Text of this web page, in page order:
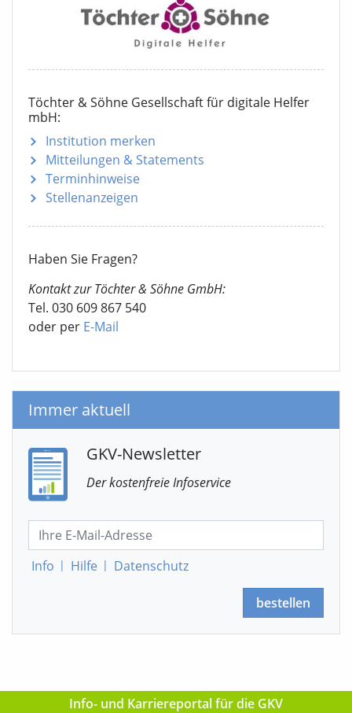
Töchter & Söhne Gesellschaft für digitale Helfer
mbH:
Institution merken
Mitteilungen & Statements
Terminhinweise
Stellenanzeigen
Haben Sie Fragen?
Kontakt zur Töchter & Söhne GmbH:
Tel. 030 609 867 540
oder per E-Mail
Immer aktuell
GKV-Newsletter
Der kostenfreie Infoservice
Info | Hilfe | Datenschutz
bestellen
Info- und Karriereportal für die GKV